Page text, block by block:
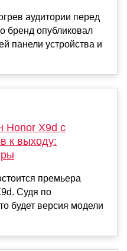
аудитории перед
бренд опубликовал
панели устройства и
Honor X9d с
к выходу:
премьера
Судя по
будет версия модели